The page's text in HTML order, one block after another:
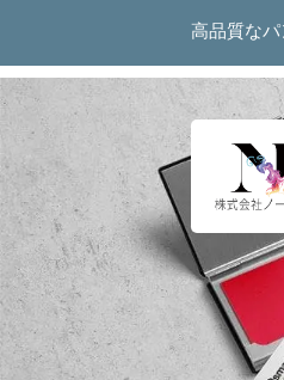
高品質な